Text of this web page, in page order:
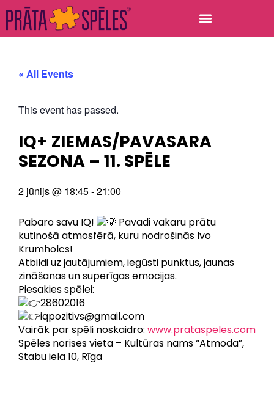
« All Events
This event has passed.
IQ+ ZIEMAS/PAVASARA
SEZONA – 11. SPĒLE
2 jūnijs@ 18:45-21:00
Pabaro savu IQ!
Pavadi vakaru prātu
kutinošā atmosfērā, kuru nodrošinās Ivo
Krumholcs!
Atbildi uz jautājumiem, iegūsti punktus, jaunas
zināšanas un superīgas emocijas.
Piesakies spēlei:
28602016
iqpozitivs@gmail.com
Vairāk par spēli noskaidro: www.prataspeles.com
Spēles norises vieta – Kultūras nams “Atmoda”,
Stabu iela 10, Rīga